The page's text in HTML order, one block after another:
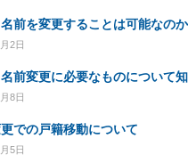
前を変更することは可能なのか
2日
前変更に必要なものについて
8日
での戸籍移動について
5日